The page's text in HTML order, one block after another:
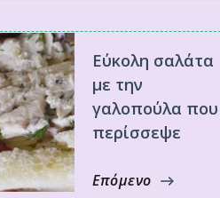
Εύκολη σαλάτα
με την
γαλοπούλα που
περίσσεψε
Επόμενο